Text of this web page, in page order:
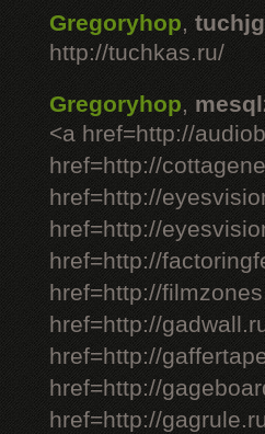
Gregoryhop,
http://tuchkas.ru/
Gregoryhop,
<a href=http://
href=http://
href=http://
href=http://
href=http://
href=http://
href=http://
href=http://
href=http://
href=http://